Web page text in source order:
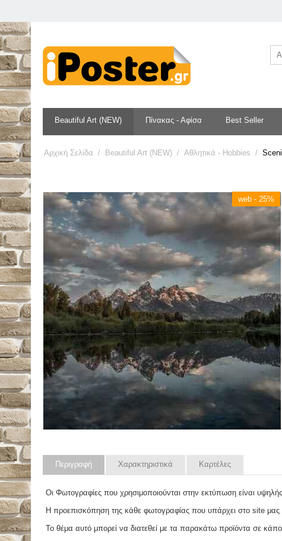
Beautiful Art (NEW) Πίνακας - Αφίσα Best Seller
Αρχική Σελίδα / Beautiful Art (NEW) / Αθλητικά - Hobbies /
web - 25%
Περιγραφή Χαρακτηριστικά Καρτέλες
Οι Φωτογραφίες που χρησιμοποιούνται στην εκτύπωση είναι
Η προεπισκόπηση της κάθε φωτογραφίας που υπάρχει στο site
Το θέμα αυτό μπορεί να διατεθεί με τα παρακάτω προϊόντα σε